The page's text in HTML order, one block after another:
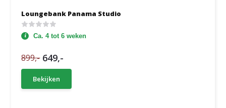
Loungebank Panama Studio
Ca. 4 tot 6 weken
899,- 649,-
Bekijken